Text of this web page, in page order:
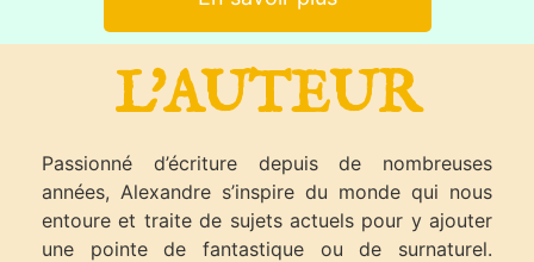
L'AUTEUR
Passionné d’écriture depuis de nombreuses
années, Alexandre s’inspire du monde qui nous
entoure et traite de sujets actuels pour y ajouter
une pointe de fantastique ou de surnaturel.